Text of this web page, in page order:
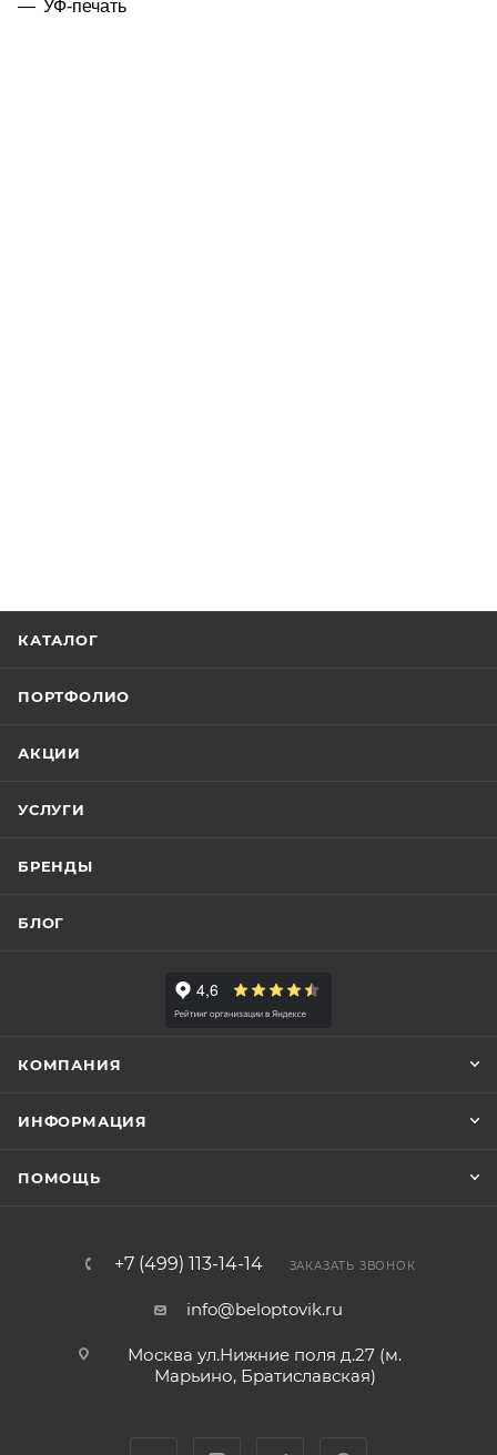
УФ-печать
КАТАЛОГ
ПОРТФОЛИО
АКЦИИ
УСЛУГИ
БРЕНДЫ
БЛОГ
КОМПАНИЯ
ИНФОРМАЦИЯ
ПОМОЩЬ
+7 (499) 113-14-14 ЗАКАЗАТЬ ЗВОНОК
info@beloptovik.ru
Москва ул.Нижние поля д.27 (м.
Марьино, Братиславская)